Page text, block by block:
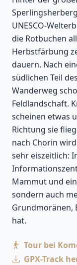
UNESCO-
die Rotbuchen
Herbstfärbung
dauern. Nach
südlichen Teil
Wanderweg
Feldlandschaft.
scheinen etwas
Richtung sie
nach Chorin
sehr eiszeitlich:
Mammut und
sondern auch
Grundmoränen,
hat.
Tour bei
GPX-Track